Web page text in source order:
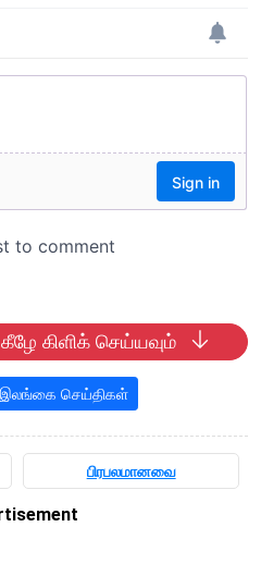
கிளிக் செய்யவும்
இலங்கை செய்திகள்
பிரபலமானவை